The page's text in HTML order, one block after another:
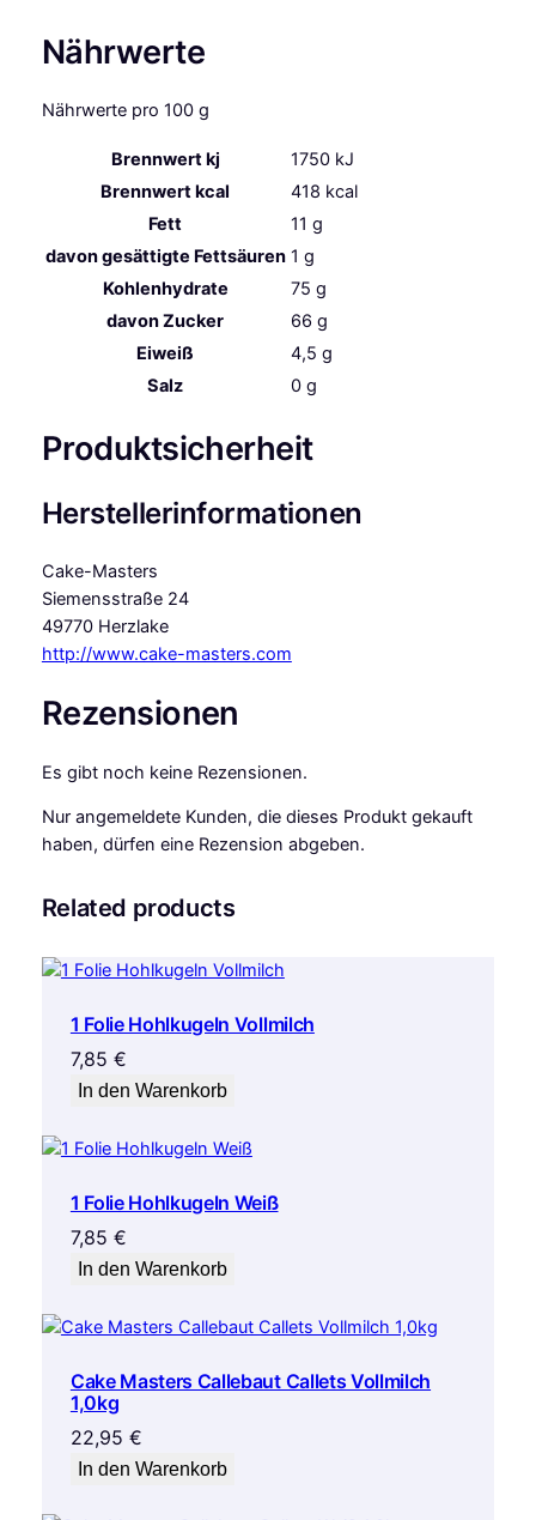
Nährwerte
Nährwerte pro 100 g
Brennwert kj 1750 kJ
Brennwert kcal
418 kcal
Fett
11 g
davongesättigte Fettsäuren 1 g
Kohlenhydrate
75 g
davonZucker 66 g
Eiweiß
4,5 g
Salz
0 g
Produktsicherheit
Herstellerinformationen
Cake-Masters
Siemensstraße 24
49770 Herzlake
http://www.cake-masters.com
Rezensionen
Es gibt noch keine Rezensionen.
Nur angemeldete Kunden, die dieses Produkt gekauft
haben, dürfen eine Rezension abgeben.
Related products
1 Folie Hohlkugeln Vollmilch
7,85 €
In den Warenkorb
1 Folie Hohlkugeln Weiß
7,85 €
In den Warenkorb
Cake Masters Callebaut Callets Vollmilch
1,0kg
22,95 €
In den Warenkorb